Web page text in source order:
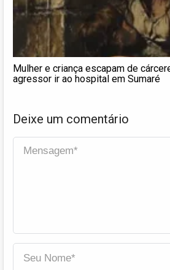
Mulher e criança escapam de
agressor ir ao hospital em Sumaré
Deixe um comentário